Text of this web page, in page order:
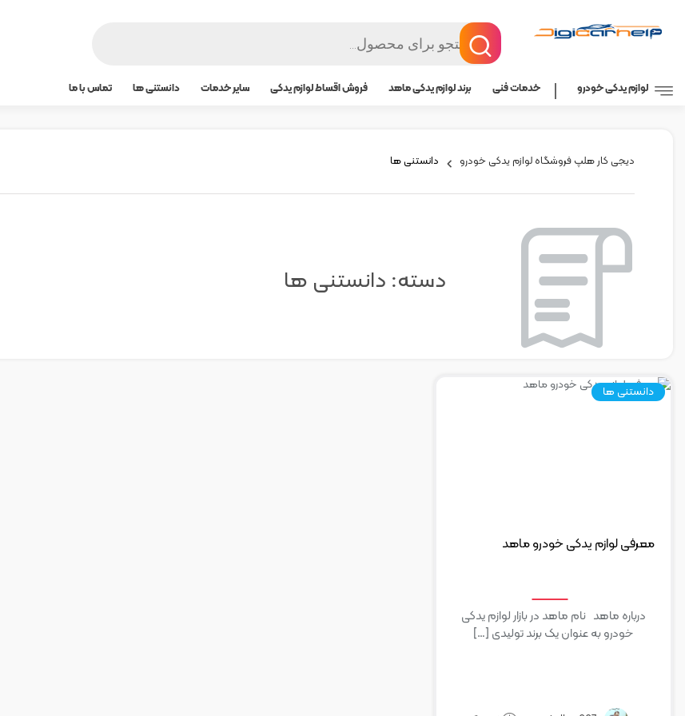
لوازم یدکی خودرو خدمات فنی برند لوازم یدکی ماهد فروش اقساط لوازم یدکی سایر خدمات دانستنی ها تماس با ما
دیجی کار هلپ فروشگاه لوازم یدکی خودرو دانستنی ها
دسته: دانستنی ها
دانستنی ها
معرفی لوازم یدکی خودرو ماهد
درباره ماهد نام ماهد در بازار لوازم یدکی
خودرو به عنوان یک برند تولیدی […]